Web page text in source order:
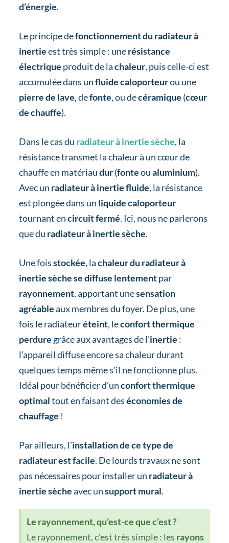
d’énergie.
Le principe defonctionnement du radiateur à
inertieest très simple : unerésistance
électrique produit de lachaleur, puis celle-ci est
accumulée dans unfluide caloporteurou une
pierre de lave, defonte, ou decéramique (cœur
de chauffe).
Dans le cas du radiateur à inertie sèche, la
résistance transmet la chaleur à un cœur de
chauffe en matériaudur(fonteoualuminium).
Avec un radiateur à inertie fluide, la résistance
est plongée dans un liquide caloporteur
tournant encircuit fermé. Ici, nous ne parlerons
que du radiateur à inertie sèche.
Une foisstockée, lachaleur du radiateur à
inertie sèche se diffuse lentementpar
rayonnement, apportant unesensation
agréableaux membres du foyer. De plus, une
fois le radiateuréteint, leconfort thermique
perdure grâce aux avantages de l’inertie :
l’appareil diffuse encore sa chaleur durant
quelques temps même s’il ne fonctionne plus.
Idéal pour bénéficier d’unconfort thermique
optimaltout en faisant deséconomies de
chauffage !
Par ailleurs, l’installation de ce type de
radiateur est facile. De lourds travaux ne sont
pas nécessaires pour installer un radiateur à
inertie sècheavec unsupport mural.
Le rayonnement, qu'est-ce que c’est ?
Le rayonnement, c’est très simple : les rayons